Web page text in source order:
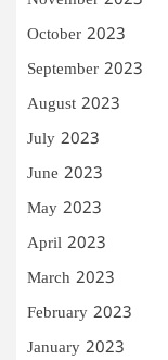
October 2023
September 2023
August 2023
July 2023
June 2023
May 2023
April 2023
March 2023
February 2023
January 2023